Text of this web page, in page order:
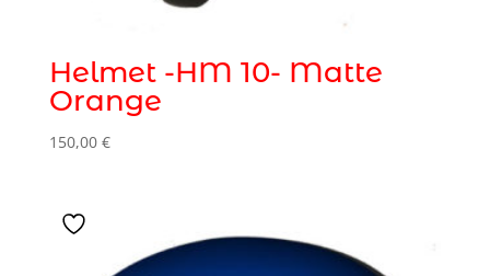
Helmet -HM 10- Matte
Orange
150,00 €